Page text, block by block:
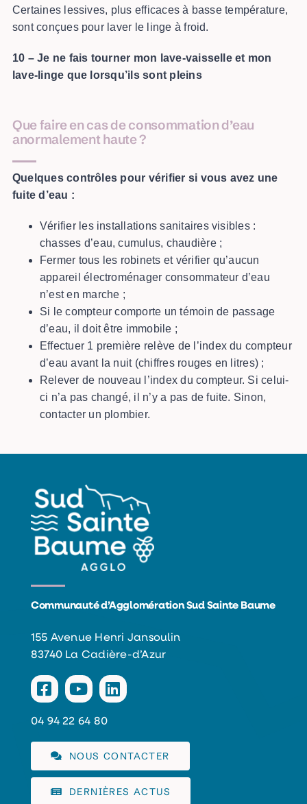
Certaines lessives, plus efficaces à basse température,
sont conçues pour laver le linge à froid.
10 – Je ne fais tourner mon lave-vaisselle et mon
lave-linge que lorsqu’ils sont pleins
Que faire en cas de consommation d’eau
anormalement haute ?
Quelques contrôles pour vérifier si vous avez une
fuite d’eau :
Vérifier les installations sanitaires visibles :
chasses d’eau, cumulus, chaudière ;
Fermer tous les robinets et vérifier qu’aucun
appareil électroménager consommateur d’eau
n’est en marche ;
Si le compteur comporte un témoin de passage
d’eau, il doit être immobile ;
Effectuer 1 première relève de l’index du compteur
d’eau avant la nuit (chiffres rouges en litres) ;
Relever de nouveau l’index du compteur. Si celui-
ci n’a pas changé, il n’y a pas de fuite. Sinon,
contacter un plombier.
Communauté d’Agglomération Sud Sainte Baume
155 Avenue Henri Jansoulin
83740 La Cadière-d’Azur
04 94 22 64 80
NOUS CONTACTER
DERNIÈRES ACTUS